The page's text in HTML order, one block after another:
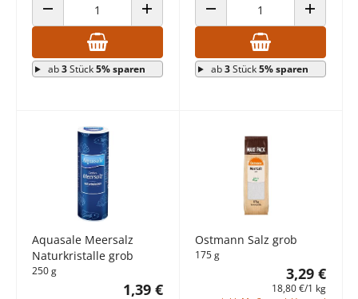
ANZAHL VERRINGERN ANZAHL ERHÖHEN
ab3Stück5% sparen
ANZAHL VERRINGERN ANZAHL
ab3Stück5% sparen
Aquasale Meersalz
Naturkristalle grob
250 g
1,39 €
Ostmann Salz grob
175 g
3,29 €
18,80 €/1 kg